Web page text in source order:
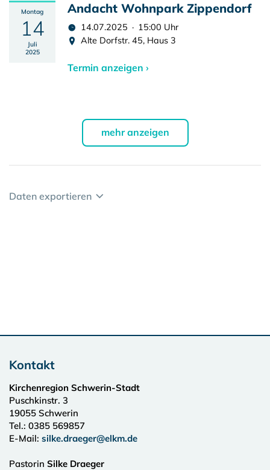
Montag
14
Juli
2025
Andacht Wohnpark Zippendorf
14.07.2025 · 15:00 Uhr
Alte Dorfstr. 45, Haus 3
Termin anzeigen ›
mehr anzeigen
Daten exportieren
Kontakt
Kirchenregion Schwerin-Stadt
Puschkinstr. 3
19055 Schwerin
Tel.: 0385 569857
E-Mail: silke.draeger@elkm.de
Pastorin Silke Draeger